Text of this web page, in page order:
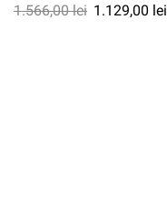
1.566,00lei 1.129,00 lei